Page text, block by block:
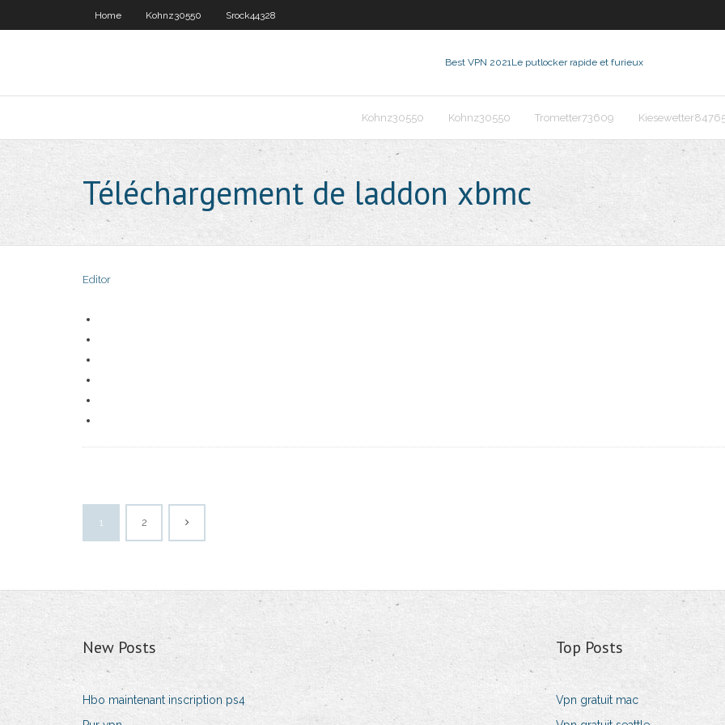
Home Kohnz30550 Srock44328
Best VPN 2021Le putlocker rapide et furieux
Kohnz30550 Kohnz30550 Trometter73609
Téléchargement de laddon xbmc
Editor
1 2
New Posts
Hbo maintenant inscription ps4
Top Posts
Vpn gratuit mac